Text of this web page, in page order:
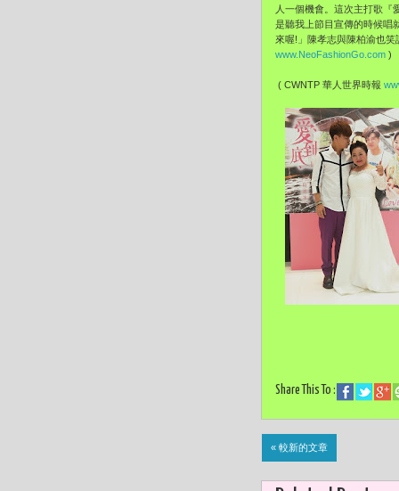
人一個機會。這次主打歌『
是聽我上節目宣傳的時候唱
來喔!」陳孝志與陳柏渝也
www.NeoFashionGo.com )
( CWNTP 華人世界時報
Share This To :
« 較新的文章